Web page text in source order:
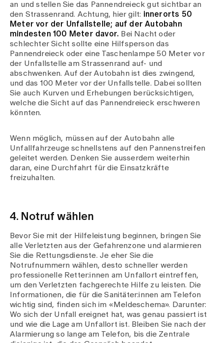
an und stellen Sie das Pannendreieck gut sichtbar an
den Strassenrand. Achtung, hier gilt: innerorts 50
Meter vor der Unfallstelle; auf der Autobahn
mindesten 100 Meter davor. Bei Nacht oder
schlechter Sicht sollte eine Hilfsperson das
Pannendreieck oder eine Taschenlampe 50 Meter vor
der Unfallstelle am Strassenrand auf- und
abschwenken. Auf der Autobahn ist dies zwingend,
und das 100 Meter vor der Unfallstelle. Dabei sollten
Sie auch Kurven und Erhebungen berücksichtigen,
welche die Sicht auf das Pannendreieck erschweren
könnten.
Wenn möglich, müssen auf der Autobahn alle
Unfallfahrzeuge schnellstens auf den Pannenstreifen
geleitet werden. Denken Sie ausserdem weiterhin
daran, eine Durchfahrt für die Einsatzkräfte
freizuhalten.
4. Notruf wählen
Bevor Sie mit der Hilfeleistung beginnen, bringen Sie
alle Verletzten aus der Gefahrenzone und alarmieren
Sie die Rettungsdienste. Je eher Sie die
Notrufnummern wählen, desto schneller werden
professionelle Retter:innen am Unfallort eintreffen,
um den Verletzten fachgerechte Hilfe zu leisten. Die
Informationen, die für die Sanitäter:innen am Telefon
wichtig sind, finden sich im «Meldeschema». Darunter:
Wo sich der Unfall ereignet hat, was genau passiert ist
und wie die Lage am Unfallort ist. Bleiben Sie nach der
Alarmierung so lange am Telefon, bis die Zentrale